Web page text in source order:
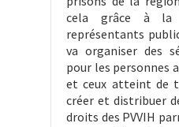
cela grâce à la
représentants
va organiser des
pour les personnes
et ceux atteint de
créer et distribuer
droits des PVVIH